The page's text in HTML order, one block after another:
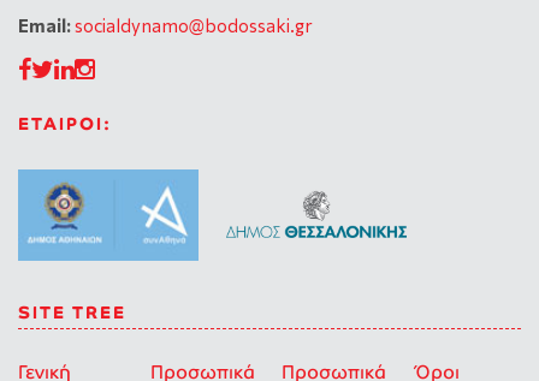
Email:socialdynamo@bodossaki.gr
ΕΤΑΙΡΟΙ:
SITE TREE
Γενική Προσωπικά Προσωπικά Όροι